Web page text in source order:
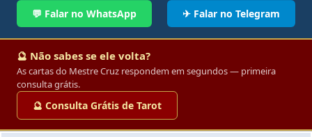
💬 Falar no WhatsApp ✈ Falar no Telegram
🔮 Não sabes se ele volta?
As cartas do Mestre Cruz respondem em segundos — primeira
consulta grátis.
🔮 Consulta Grátis de Tarot